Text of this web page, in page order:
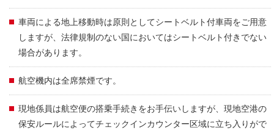
車両による地上移動時は原則としてシートベルト付車両をご用意
しますが、法律規制のない国においてはシートベルト付きでない
場合があります。
航空機内は全席禁煙です。
現地係員は航空便の搭乗手続きをお手伝いしますが、現地空港の
保安ルールによってチェックインカウンター区域に立ち入りがで